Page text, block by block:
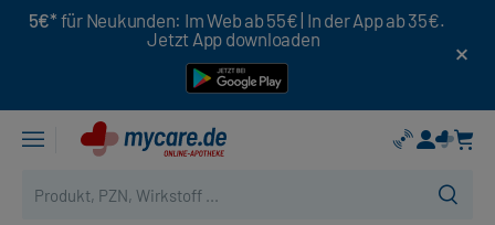
5€* für Neukunden: Im Web ab 55€ | In der App ab 35€.
Jetzt App downloaden